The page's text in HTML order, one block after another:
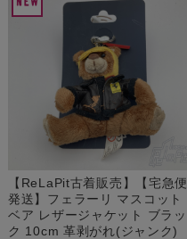
【ReLaPit古着販売】【宅急便
発送】フェラーリ マスコット
ベア レザージャケット ブラッ
ク 10cm 革剥がれ(ジャンク)